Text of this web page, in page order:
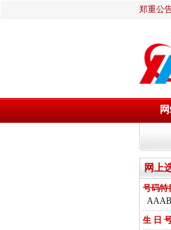
郑重公
网上
号码特
AAAB
生 日